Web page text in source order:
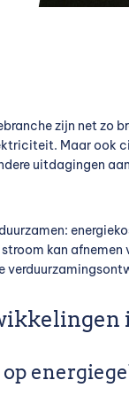
zijn net zo
Maar ook
uitdagingen
kan